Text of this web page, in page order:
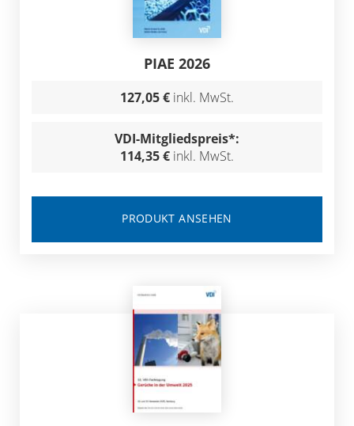
PIAE 2026
127,05 € inkl. MwSt.
VDI-Mitgliedspreis*:
114,35 € inkl. MwSt.
PRODUKT ANSEHEN